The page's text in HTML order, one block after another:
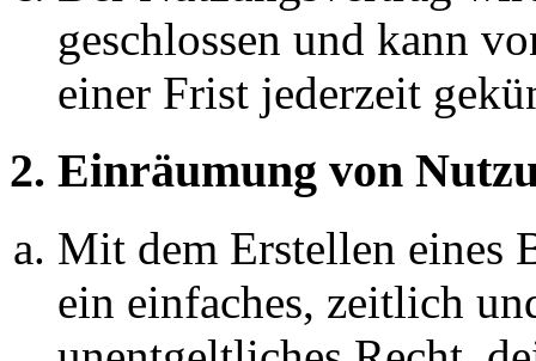
geschlossen und kann
einer Frist jederzeit
2. Einräumung von
Mit dem Erstellen eines
ein einfaches, zeitlich